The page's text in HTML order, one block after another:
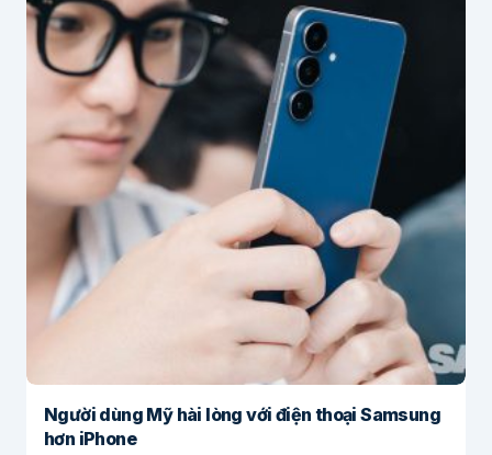
Người dùng Mỹ hài lòng với điện thoại Samsung
hơn iPhone